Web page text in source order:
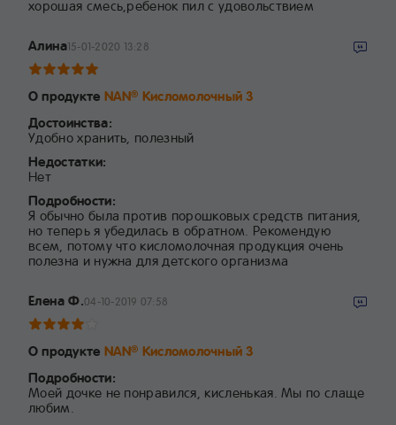
хорошая смесь,ребенок пил с удовольствием
Алина15-01-2020 13:28
О продукте NAN® Кисломолочный 3
Достоинства:
Удобно хранить, полезный
Недостатки:
Нет
Подробности:
Я обычно была против порошковых средств питания,
но теперь я убедилась в обратном. Рекомендую
всем, потому что кисломолочная продукция очень
полезна и нужна для детского организма
Елена Ф.04-10-2019 07:58
О продукте NAN® Кисломолочный 3
Подробности:
Моей дочке не понравился, кисленькая. Мы по слаще
любим.